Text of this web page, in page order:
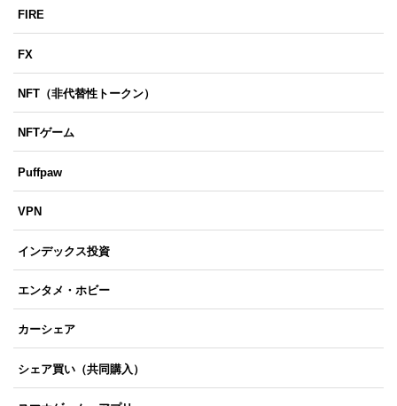
FIRE
FX
NFT（非代替性トークン）
NFTゲーム
Puffpaw
VPN
インデックス投資
エンタメ・ホビー
カーシェア
シェア買い（共同購入）